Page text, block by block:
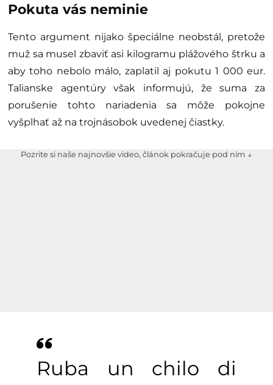
Pokuta vás neminie
Tento argument nijako špeciálne neobstál, pretože
muž sa musel zbaviť asi kilogramu plážového štrku a
aby toho nebolo málo, zaplatil aj pokutu 1 000 eur.
Talianske agentúry však informujú, že suma za
porušenie tohto nariadenia sa môže pokojne
vyšplhať až na trojnásobok uvedenej čiastky.
Pozrite si naše najnovšie video, článok pokračuje pod ním ↓
Ruba un chilo di